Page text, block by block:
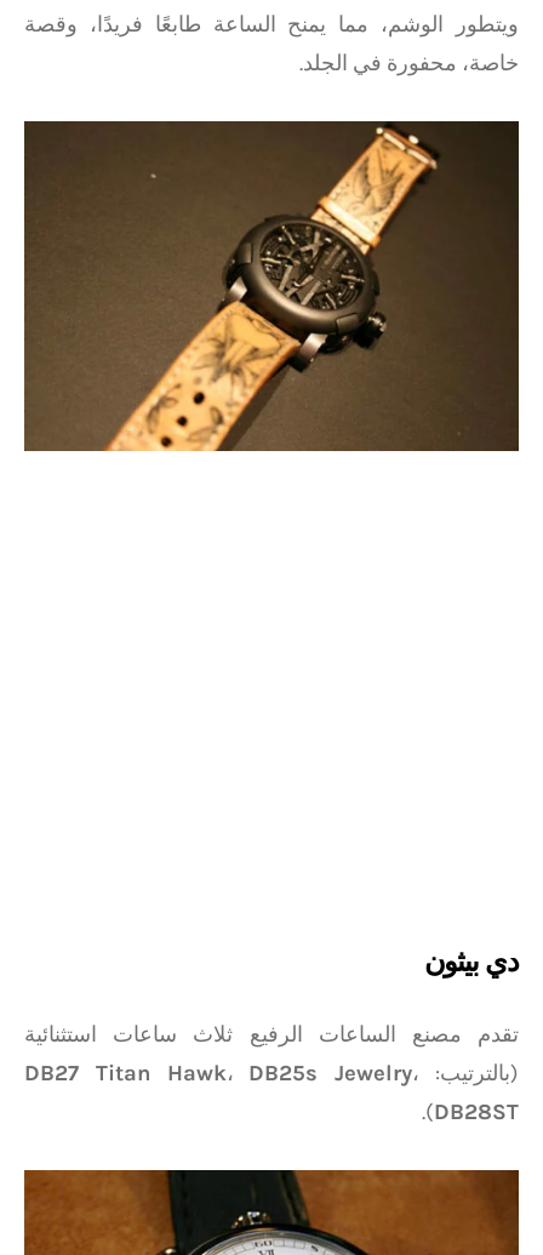
ويتطور الوشم، مما يمنح الساعة طابعًا فريدًا، وقصة
خاصة، محفورة في الجلد.
دي بيثون
تقدم مصنع الساعات الرفيع ثلاث ساعات استثنائية
(بالترتيب:
DB27 Titan Hawk، DB25s Jewelry،
DB28ST
).